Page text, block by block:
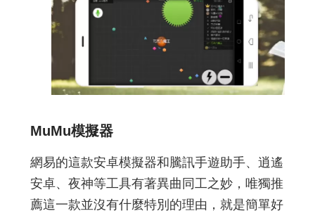
MuMu模擬器
網易的這款安卓模擬器和騰訊手遊助手、逍遙
安卓、夜神等工具有著異曲同工之妙，唯獨推
薦這一款並沒有什麼特別的理由，就是簡單好